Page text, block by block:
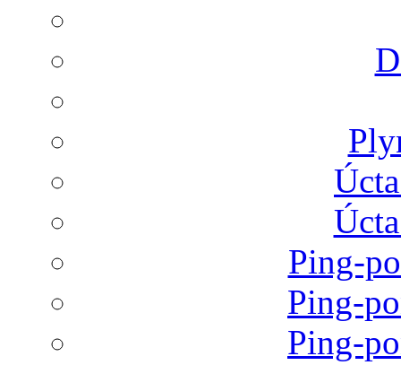
Ping-
Ping-
Ping-